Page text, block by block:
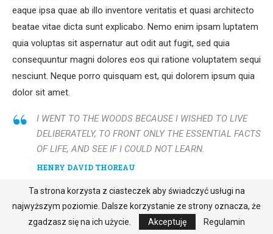
eaque ipsa quae ab illo inventore veritatis et quasi architecto
beatae vitae dicta sunt explicabo. Nemo enim ipsam luptatem
quia voluptas sit aspernatur aut odit aut fugit, sed quia
consequuntur magni dolores eos qui ratione voluptatem sequi
nesciunt. Neque porro quisquam est, qui dolorem ipsum quia
dolor sit amet.
I WENT TO THE WOODS BECAUSE I WISHED TO LIVE
DELIBERATELY, TO FRONT ONLY THE ESSENTIAL FACTS
OF LIFE, AND SEE IF I COULD NOT LEARN.
HENRY DAVID THOREAU
Far far away, behind the word mountains, far from the
countries Vokalia and Consonantia, there live the blind texts.
Separated they live in Bookmarksgrove right at the coast of
Ta strona korzysta z ciasteczek aby świadczyć usługi na
najwyższym poziomie. Dalsze korzystanie ze strony oznacza, że
zgadzasz się na ich użycie.
Akceptuję Regulamin